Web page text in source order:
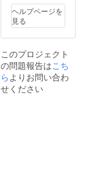
だ決
まって
いませ
んが、
はで大
人向け5
回程
度・こ
心とな
りま
す。松
山市が
なりま
すが、
開催時
期や内
容に
く学び
あう体
験イベ
ント
高生に
よる小
学生向
けの
ワーク
テーマ
とした
講演や
フォー
式の
ワーク
ショッ
プ講座
となり
て▼
・ イ
ベント
の内容
ります
が、基
本的に
当団体
のイベ
体ホー
ムペー
ジに
て、バ
告の形
で紹介
させて
いただ
きま
ヘルプページを
見る
このプロジェクト
の問題報告はこち
ら よりお問い合わ
せください